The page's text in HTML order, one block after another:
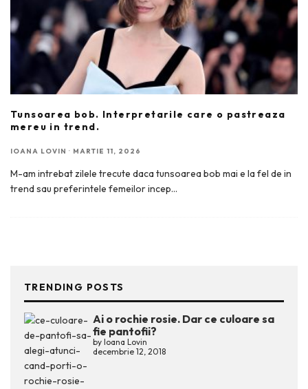
Tunsoarea bob. Interpretarile care o pastreaza
mereu in trend.
IOANA LOVIN · MARTIE 11, 2026
M-am intrebat zilele trecute daca tunsoarea bob mai e la fel de in
trend sau preferintele femeilor incep...
TRENDING POSTS
Ai o rochie rosie. Dar ce culoare sa
fie pantofii?
by Ioana Lovin
decembrie 12, 2018